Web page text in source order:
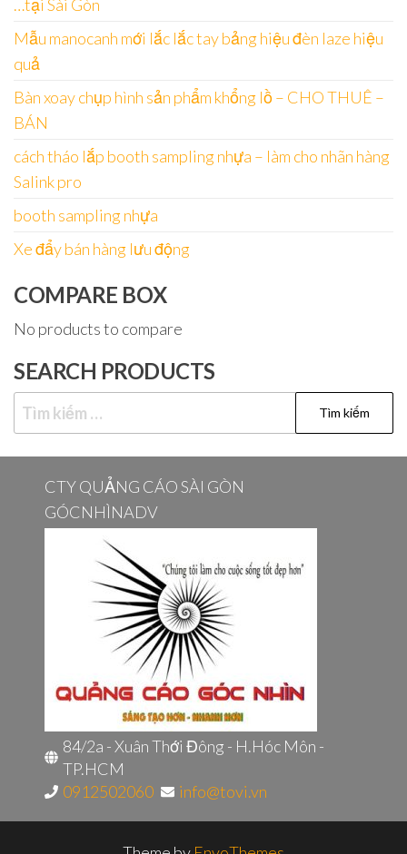
…tại Sài Gòn
Mẫu manocanh mới lắc lắc tay bảng hiệu đèn laze hiệu
quả
Bàn xoay chụp hình sản phẩm khổng lồ – CHO THUÊ –
BÁN
cách tháo lắp booth sampling nhựa – làm cho nhãn hàng
Salink pro
booth sampling nhựa
Xe đẩy bán hàng lưu động
COMPARE BOX
No products to compare
SEARCH PRODUCTS
Tìm
kiếm
cho:
CTY QUẢNG CÁO SÀI GÒN
GÓCNHÌNADV
84/2a - Xuân Thới Đông - H.Hóc Môn -
TP.HCM
0912502060
info@tovi.vn